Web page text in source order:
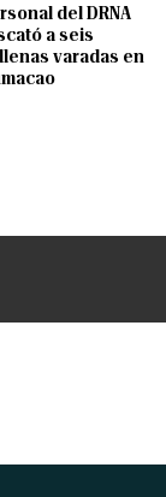
del DRNA
a seis
varadas en